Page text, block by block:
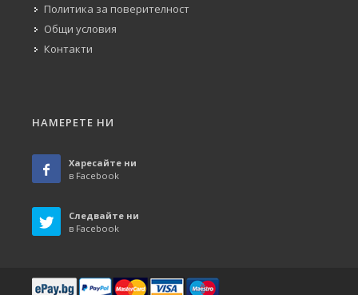
Политика за поверителност
Общи условия
Контакти
НАМЕРЕТЕ НИ
Харесайте ни
в Facebook
Следвайте ни
в Facebook